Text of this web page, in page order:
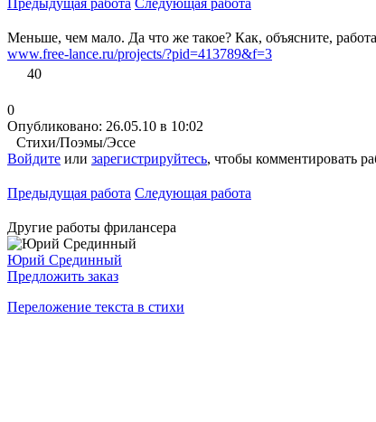
Меньше, чем мало. Да что же такое? Как, объясните,
www.free-lance.ru/projects/?pid=413789&f=3
40
0
Опубликовано: 26.05.10 в 10:02
Стихи/Поэмы/Эссе
Войдите или зарегистрируйтесь, чтобы комментировать
Предыдущая работа Следующая работа
Другие работы фрилансера
Юрий Срединный
Предложить заказ
Переложение текста в стихи